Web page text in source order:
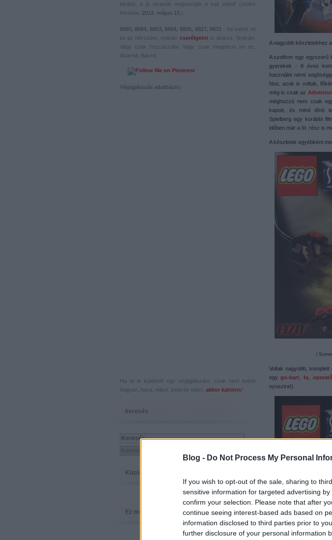
Blog - Do Not Process My Personal
If you wish to opt-out of the sale, sharing to
sensitive information for targeted advertising
confirm your selection. Please note that after
continue seeing interest-based ads based on
information disclosed to third parties prior to
further disclosure of your personal information
inkább, a jó olvasók megosztják a tutit veled! (utolsó
frissítés: 2012. május 15.)
8683, 8684, 8803, 8804, 8805, 8827, 8831 - ha tudod mi
ez az hét szám, nyilván
cserélgetni
is akarsz. Nyilván.
Vagy csak hozzászólni. Vagy csak megnézni mi ez.
Akármit. Bármit.
Végigjátszás adatbázis:
Ha te is küldenél egy végigjátszást, csak nem tudod
hogyan, hova, mikor, kivel és miért,
akkor kattints !
keresés
Közösség
Ez megy
A nagyobb készletekhez
A szoftver egy egyszerű
gyerekek - 8 éves
használni némi
Nos, azok is voltak,
még is csak az
méghozzá nem csak
kapott, és mind dínó
Spielberg egy korábbi
időben már a III. rész is
A készletek egyébként
|
Voltak nagyobb,
egygo-kart ,fa ,
nyuszira!).